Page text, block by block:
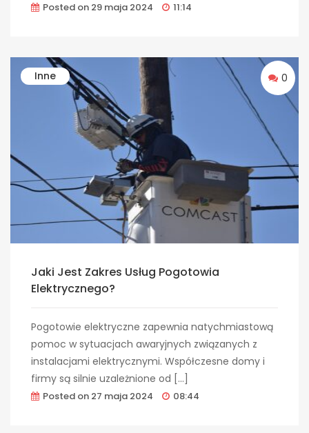
Posted on 29 maja 2024 11:14
Inne 0
Jaki Jest Zakres Usług Pogotowia
Elektrycznego?
Pogotowie elektryczne zapewnia natychmiastową
pomoc w sytuacjach awaryjnych związanych z
instalacjami elektrycznymi. Współczesne domy i
firmy są silnie uzależnione od […]
Posted on 27 maja 2024 08:44